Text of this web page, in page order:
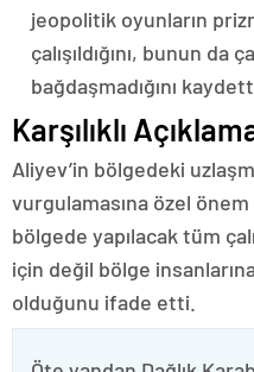
jeopolitik oyunların
çalışıldığını, bunun da
bağdaşmadığını
Karşılıklı
Aliyev’in bölgedeki
vurgulamasına özel
bölgede yapılacak tüm
için değil bölge
olduğunu ifade etti.